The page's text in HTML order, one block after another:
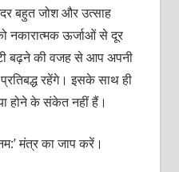
बहुत जोश और उत्‍साह
ऊर्जाओं से दूर
बढ़ने की वजह से आप अपनी
रहेंगे। इसके साथ ही
होने के संकेत नहीं हैं।
मंत्र का जाप करें।